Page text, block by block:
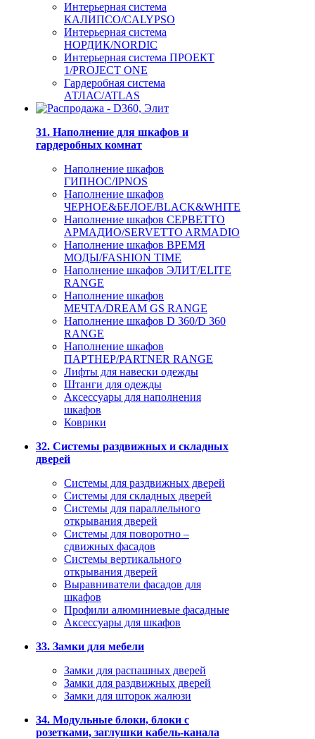
Интерьерная система
КАЛИПСО/CALYPSO
Интерьерная система
НОРДИК/NORDIC
Интерьерная система ПРОЕКТ
1/PROJECT ONE
Гардеробная система
АТЛАС/ATLAS
31. Наполнение для шкафов и
гардеробных комнат
Наполнение шкафов
ГИПНОС/IPNOS
Наполнение шкафов
ЧЕРНОЕ&БЕЛОЕ/BLACK&WHITE
Наполнение шкафов СЕРВЕТТО
АРМАДИО/SERVETTO ARMADIO
Наполнение шкафов ВРЕМЯ
МОДЫ/FASHION TIME
Наполнение шкафов ЭЛИТ/ELITE
RANGE
Наполнение шкафов
МЕЧТА/DREAM GS RANGE
Наполнение шкафов D 360/D 360
RANGE
Наполнение шкафов
ПАРТНЕР/PARTNER RANGE
Лифты для навески одежды
Штанги для одежды
Аксессуары для наполнения
шкафов
Коврики
32. Системы раздвижных и складных
дверей
Системы для раздвижных дверей
Системы для складных дверей
Системы для параллельного
открывания дверей
Системы для поворотно –
сдвижных фасадов
Системы вертикального
открывания дверей
Выравниватели фасадов для
шкафов
Профили алюминиевые фасадные
Аксессуары для шкафов
33. Замки для мебели
Замки для распашных дверей
Замки для раздвижных дверей
Замки для шторок жалюзи
34. Модульные блоки, блоки с
розетками, заглушки кабель-канала